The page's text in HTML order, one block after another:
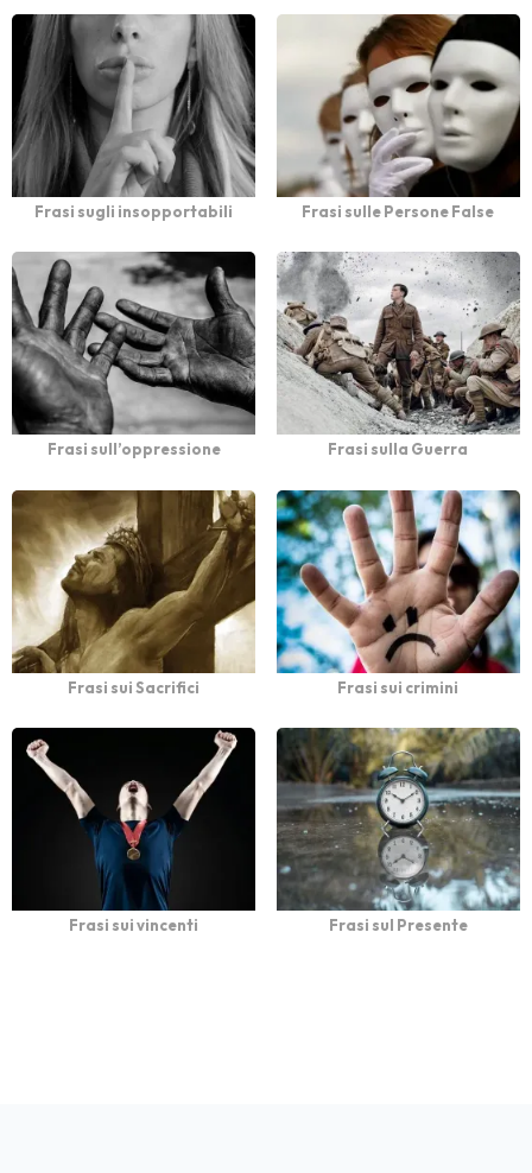
Frasi sugli insopportabili Frasi sulle Persone False
Frasi sull’oppressione Frasi sulla Guerra
Frasi sui Sacrifici Frasi sui crimini
Frasi sui vincenti Frasi sul Presente